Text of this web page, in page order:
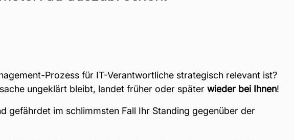
Prozess für IT-Verantwortliche strategisch relevant ist?
ungeklärt bleibt, landet früher oder später wieder bei Ihnen!
gefährdet im schlimmsten Fall Ihr Standing gegenüber der